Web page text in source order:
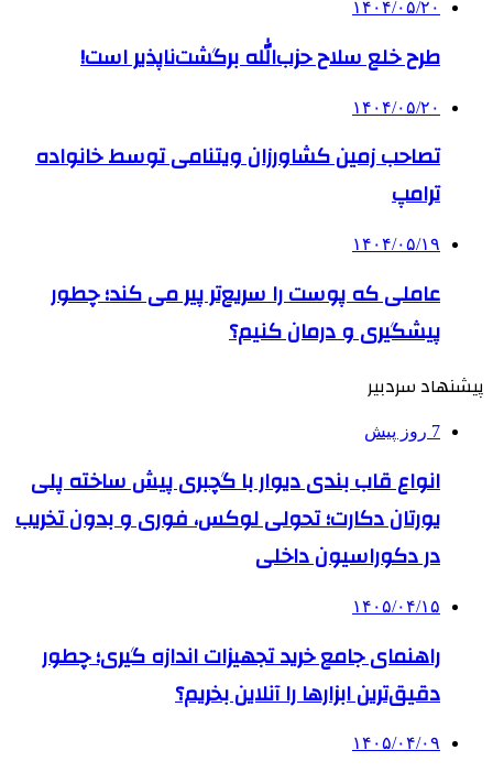
۱۴۰۴/۰۵/۲۰
طرح خلع سلاح حزب‌الله برگشت‌ناپذیر است!
۱۴۰۴/۰۵/۲۰
تصاحب زمین کشاورزان ویتنامی توسط خانواده
ترامپ
۱۴۰۴/۰۵/۱۹
عاملی که پوست را سریع‌تر پیر می کند؛ چطور
پیشگیری و درمان کنیم؟
پیشنهاد سردبیر
7 روز پیش
انواع قاب بندی دیوار با گچبری پیش ساخته پلی
یورتان دکارت؛ تحولی لوکس، فوری و بدون تخریب
در دکوراسیون داخلی
۱۴۰۵/۰۴/۱۵
راهنمای جامع خرید تجهیزات اندازه گیری؛ چطور
دقیق‌ترین ابزارها را آنلاین بخریم؟
۱۴۰۵/۰۴/۰۹